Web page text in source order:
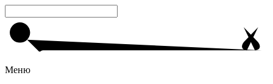
Меню